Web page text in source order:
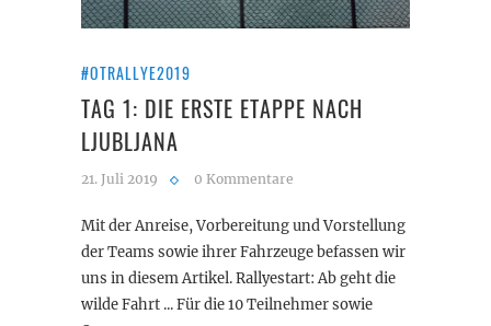
#OTRALLYE2019
TAG 1: DIE ERSTE ETAPPE NACH
LJUBLJANA
21. Juli 2019 0 Kommentare
Mit der Anreise, Vorbereitung und Vorstellung
der Teams sowie ihrer Fahrzeuge befassen wir
uns in diesem Artikel. Rallyestart: Ab geht die
wilde Fahrt ... Für die 10 Teilnehmer sowie